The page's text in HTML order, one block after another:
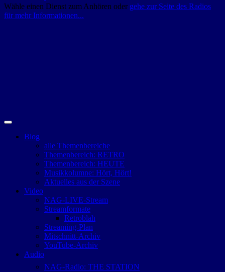
Wähle einen Dienst zum Anhören oder gehe zur Seite des Radios
für mehr Informationen...
Blog
alle Themenbereiche
Themenbereich: RETRO
Themenbereich: HEUTE
Musikkolumne: Hört, Hört!
Aktuelles aus der Szene
Video
NAG-LIVE-Stream
Streamformate
Retroblah
Streaming-Plan
Mitschnitt-Archiv
YouTube-Archiv
Audio
NAG-Radio: THE STATION